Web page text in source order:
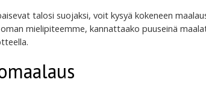
talosi suojaksi, voit kysyä kokeneen
mielipiteemme, kannattaako puuseinä